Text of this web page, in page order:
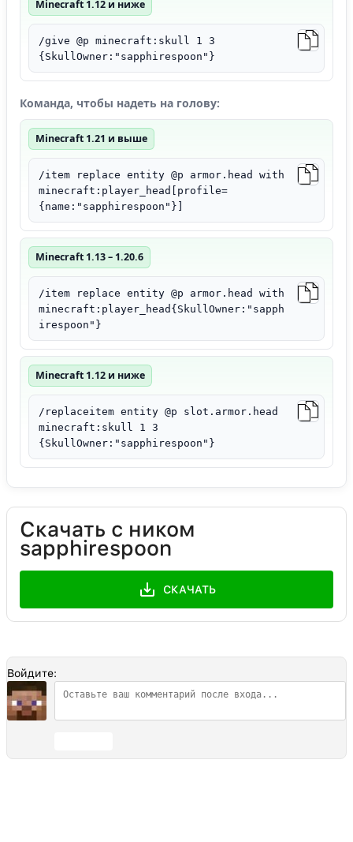
Minecraft 1.12 и ниже
/give @p minecraft:skull 1 3
{SkullOwner:"sapphirespoon"}
Команда, чтобы надеть на голову:
Minecraft 1.21 и выше
/item replace entity @p armor.head with
minecraft:player_head[profile=
{name:"sapphirespoon"}]
Minecraft 1.13 – 1.20.6
/item replace entity @p armor.head with
minecraft:player_head{SkullOwner:"sapph
irespoon"}
Minecraft 1.12 и ниже
/replaceitem entity @p slot.armor.head
minecraft:skull 1 3
{SkullOwner:"sapphirespoon"}
Скачать с ником
sapphirespoon
СКАЧАТЬ
Войдите: